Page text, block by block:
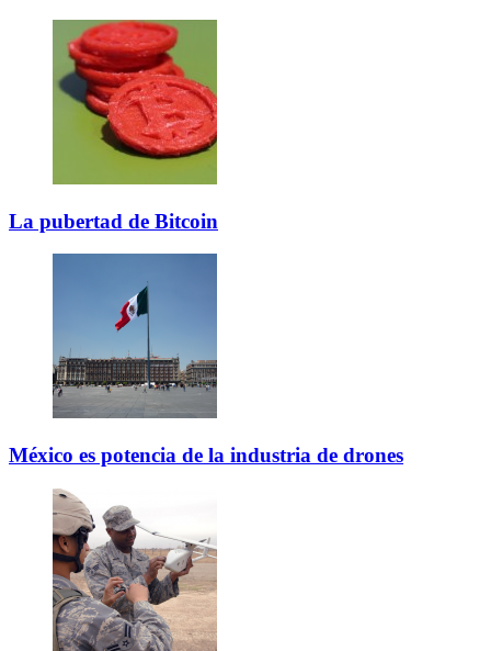
La pubertad de Bitcoin
México es potencia de la industria de drones